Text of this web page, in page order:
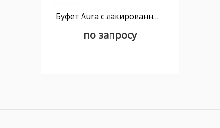
Буфет Aura с лакированными дверцами
по запросу